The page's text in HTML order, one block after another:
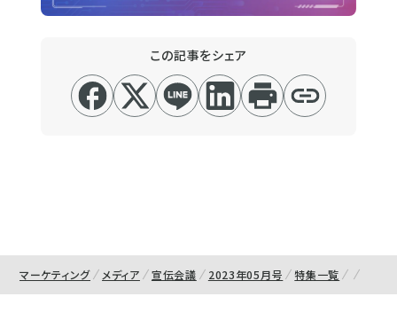
この記事をシェア
マーケティング メディア 宣伝会議 2023年05月号 特集一覧